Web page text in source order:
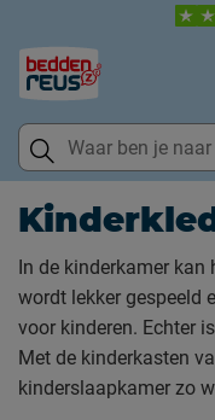
In de kinderkamer kan
wordt lekker gespeeld
voor kinderen. Echter
Met de kinderkasten
kinderslaapkamer zo